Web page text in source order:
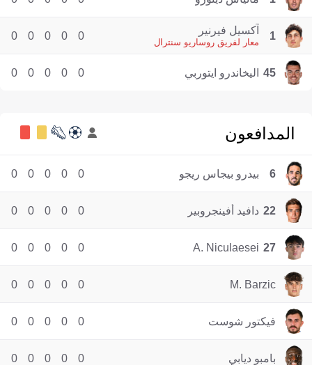
1 آكسيل فيرنير
معار لفريق روساريو سنترال
0
0
0
0
0
45 اليخاندرو ايتوربي 0
0
0
0
0
المدافعون
6 بيدرو بيجاس ريجو 0
0
0
0
0
22 دافيد أفينجروبير 0
0
0
0
0
27
A. Niculaesei
0
0
0
0
0
M. Barzic
0
0
0
0
0
فيكتور شوست 0
0
0
0
0
بامبو ديابي 0
0
0
0
0